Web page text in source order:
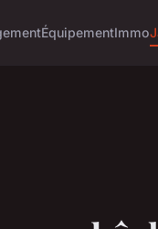
ÉquipementImmo